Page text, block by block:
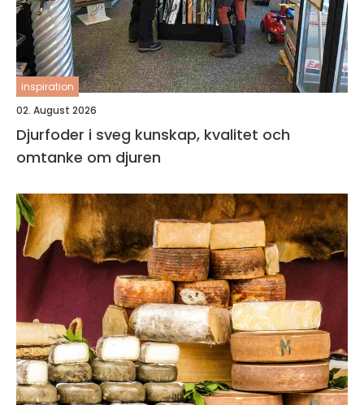
inspiration
02. August 2026
Djurfoder i sveg kunskap, kvalitet och
omtanke om djuren